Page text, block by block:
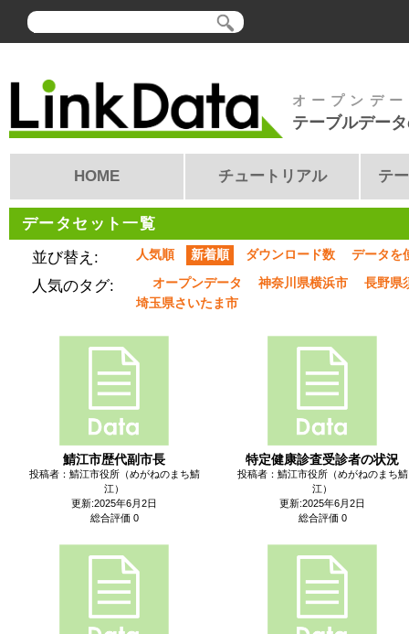
オープンデ
テーブルデー
HOME チュートリアル テ
データセット一覧
並び替え:
人気順 新着順 ダウンロード数 データを
人気のタグ: オープンデータ 神奈川県横浜市
長野県
埼玉県さいたま市
鯖江市歴代副市長
投稿者：鯖江市役所（めがねのまち鯖
江）
更新:2025年6月2日
総合評価 0
特定健康診査受診者の状況
投稿者：鯖江市役所（めがねのまち鯖
江）
更新:2025年6月2日
総合評価 0